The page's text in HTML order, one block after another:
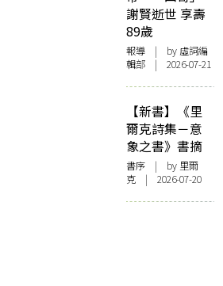
謝賢逝世 享壽
89歲
報導 | by 虛詞編
輯部 | 2026-07-21
【新書】《里
爾克詩集－意
象之書》書摘
書序 | by 里爾
克 | 2026-07-20